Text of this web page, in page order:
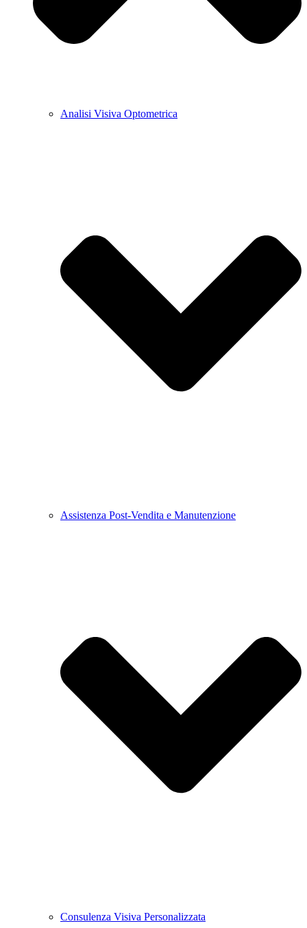
Analisi Visiva Optometrica
Assistenza Post-Vendita e Manutenzione
Consulenza Visiva Personalizzata